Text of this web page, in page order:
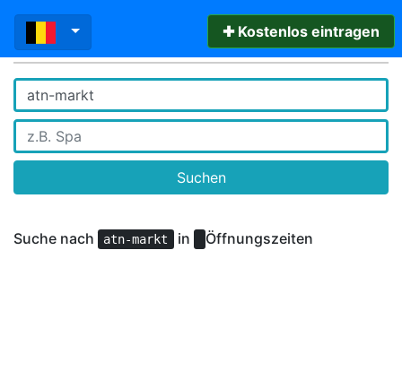
✚ Kostenlos eintragen
Suchen
Suche nach atn-markt in Öffnungszeiten